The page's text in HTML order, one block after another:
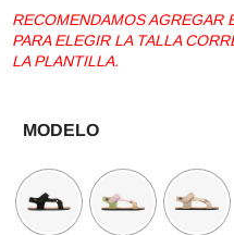
RECOMENDAMOS AGREGAR
PARA ELEGIR LA TALLA
LA PLANTILLA.
MODELO